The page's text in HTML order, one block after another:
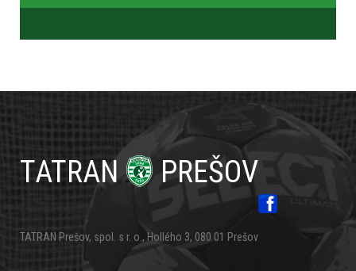
TATRAN PREŠOV
TATRAN Prešov, spol. s r. o., Hollého 3, 080 01 Prešov